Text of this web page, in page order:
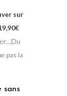
sur
pas la
sans